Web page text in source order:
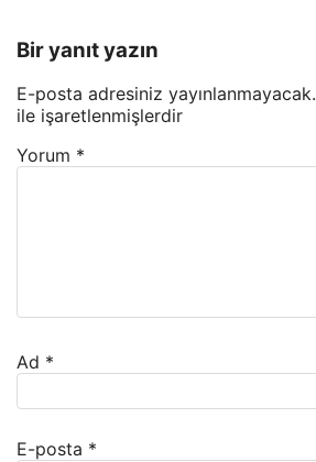
Bir yanıt yazın
E-posta adresiniz yayınlanmayacak.
ile işaretlenmişlerdir
Yorum *
Ad *
E-posta *